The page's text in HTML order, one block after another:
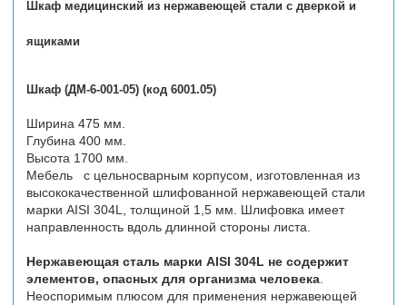
Шкаф медицинский из нержавеющей стали с дверкой и
ящиками
Шкаф (ДМ-6-001-05) (код 6001.05)
Ширина 475 мм.
Глубина 400 мм.
Высота 1700 мм.
Мебель с цельносварным корпусом, изготовленная из
высококачественной шлифованной нержавеющей стали
марки AISI 304L, толщиной 1,5 мм. Шлифовка имеет
направленность вдоль длинной стороны листа.
Нержавеющая сталь марки AISI 304L не содержит
элементов, опасных для организма человека.
Неоспоримым плюсом для применения нержавеющей